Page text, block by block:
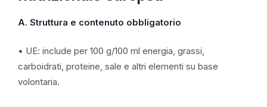
A. Struttura e contenuto obbligatorio
• UE: include per 100 g/100 ml energia, grassi,
carboidrati, proteine, sale e altri elementi su base
volontaria.